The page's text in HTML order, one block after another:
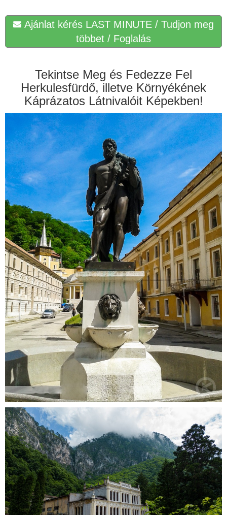
Ajánlat kérés LAST MINUTE / Tudjon meg
többet / Foglalás
Tekintse Meg és Fedezze Fel
Herkulesfürdő, illetve Környékének
Káprázatos Látnivalóit Képekben!